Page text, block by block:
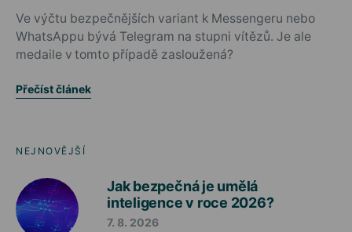
Ve výčtu bezpečnějších variant k Messengeru nebo
WhatsAppu bývá Telegram na stupni vítězů. Je ale
medaile v tomto případě zasloužená?
Přečíst článek
NEJNOVĚJŠÍ
Jak bezpečná je umělá
inteligence v roce 2026?
7. 8. 2026